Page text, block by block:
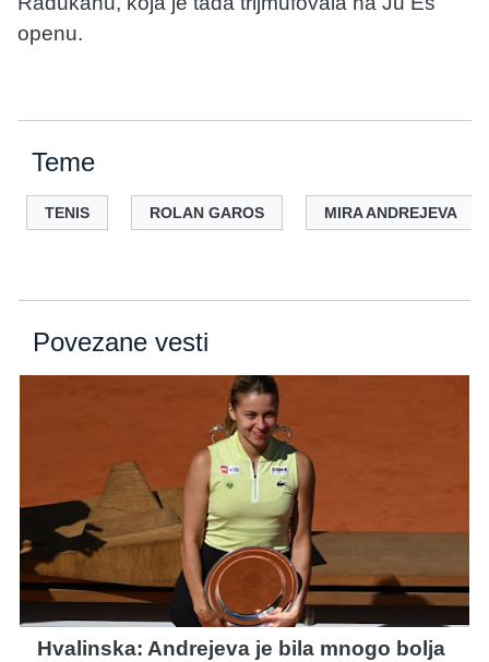
openu.
Teme
TENIS ROLAN GAROS MIRA ANDREJEVA
Povezane vesti
Hvalinska: Andrejeva je bila mnogo bolja